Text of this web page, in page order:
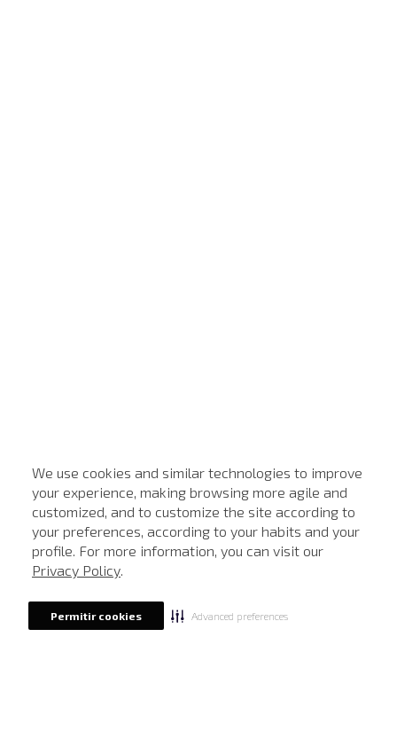
We use cookies and similar technologies to improve
your experience, making browsing more agile and
customized, and to customize the site according to
your preferences, according to your habits and your
profile. For more information, you can visit our
Privacy Policy.
Permitir cookies Advanced preferences